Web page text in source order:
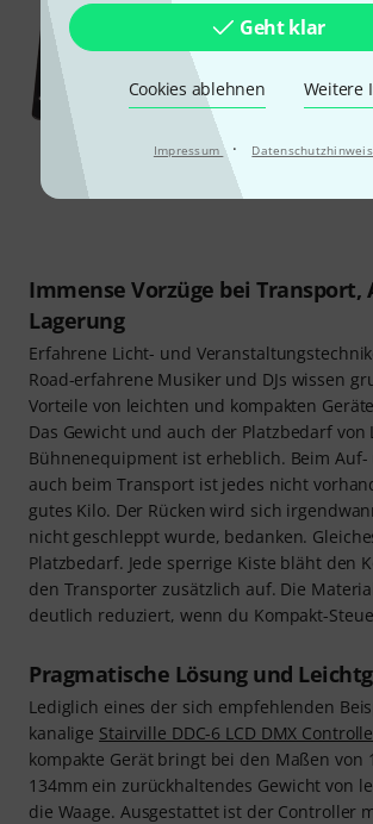
Geht klar
Cookies ablehnen Weitere
Impressum ·
Stairville DDC-12 LCD DMX Controller
Immense Vorzüge bei Transport,
Lagerung
Erfahrene Licht- und
Road-erfahrene Musiker und DJs wissen
Vorteile von leichten und kompakten
Das Gewicht und auch der Platzbedarf von
Bühnenequipment ist erheblich. Beim
auch beim Transport ist jedes nicht
gutes Kilo. Der Rücken wird sich
nicht geschleppt wurde, bedanken.
Platzbedarf. Jede sperrige Kiste bläht den
den Transporter zusätzlich auf. Die
deutlich reduziert, wenn du Kompakt-
Pragmatische Lösung und
Lediglich eines der sich empfehlenden
kanalige Stairville DDC-6 LCD DMX
kompakte Gerät bringt bei den Maßen von
134mm ein zurückhaltendes Gewicht von
die Waage. Ausgestattet ist der Controller